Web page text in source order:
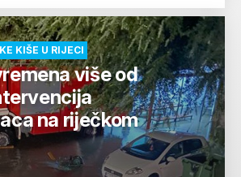
KIŠE U RIJECI
više od
na riječkom